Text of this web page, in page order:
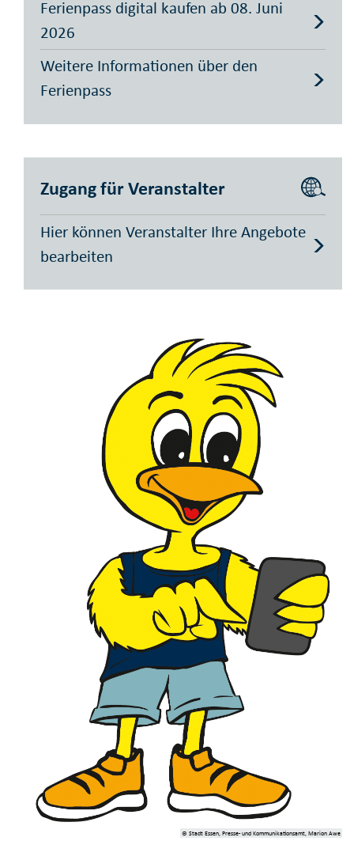
Ferienpass digital kaufen ab 08. Juni
2026
Weitere Informationen über den
Ferienpass
Zugang für Veranstalter
Hier können Veranstalter Ihre Angebote
bearbeiten
© Stadt Essen, Presse- und Kommunikationsamt, Marion Awe